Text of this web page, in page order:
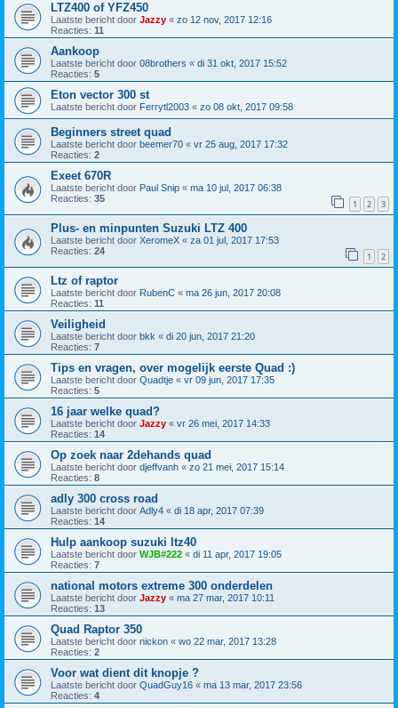
LTZ400 of YFZ450
Laatste bericht door Jazzy « zo 12 nov, 2017 12:16
Reacties: 11
Aankoop
Laatste bericht door 08brothers « di 31 okt, 2017 15:52
Reacties: 5
Eton vector 300 st
Laatste bericht door Ferrytl2003 « zo 08 okt, 2017 09:58
Beginners street quad
Laatste bericht door beemer70 « vr 25 aug, 2017 17:32
Reacties: 2
Exeet 670R
Laatste bericht door Paul Snip « ma 10 jul, 2017 06:38
Reacties: 35 1 2 3
Plus- en minpunten Suzuki LTZ 400
Laatste bericht door XeromeX « za 01 jul, 2017 17:53
Reacties: 24 1 2
Ltz of raptor
Laatste bericht door RubenC « ma 26 jun, 2017 20:08
Reacties: 11
Veiligheid
Laatste bericht door bkk « di 20 jun, 2017 21:20
Reacties: 7
Tips en vragen, over mogelijk eerste Quad :)
Laatste bericht door Quadtje « vr 09 jun, 2017 17:35
Reacties: 5
16 jaar welke quad?
Laatste bericht door Jazzy « vr 26 mei, 2017 14:33
Reacties: 14
Op zoek naar 2dehands quad
Laatste bericht door djeffvanh « zo 21 mei, 2017 15:14
Reacties: 8
adly 300 cross road
Laatste bericht door Adly4 « di 18 apr, 2017 07:39
Reacties: 14
Hulp aankoop suzuki ltz40
Laatste bericht door WJB#222 « di 11 apr, 2017 19:05
Reacties: 7
national motors extreme 300 onderdelen
Laatste bericht door Jazzy « ma 27 mar, 2017 10:11
Reacties: 13
Quad Raptor 350
Laatste bericht door nickon « wo 22 mar, 2017 13:28
Reacties: 2
Voor wat dient dit knopje ?
Laatste bericht door QuadGuy16 « ma 13 mar, 2017 23:56
Reacties: 4